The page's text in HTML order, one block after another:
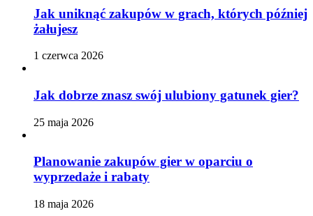
Jak uniknąć zakupów w grach, których później
żałujesz
1 czerwca 2026
Jak dobrze znasz swój ulubiony gatunek gier?
25 maja 2026
Planowanie zakupów gier w oparciu o
wyprzedaże i rabaty
18 maja 2026